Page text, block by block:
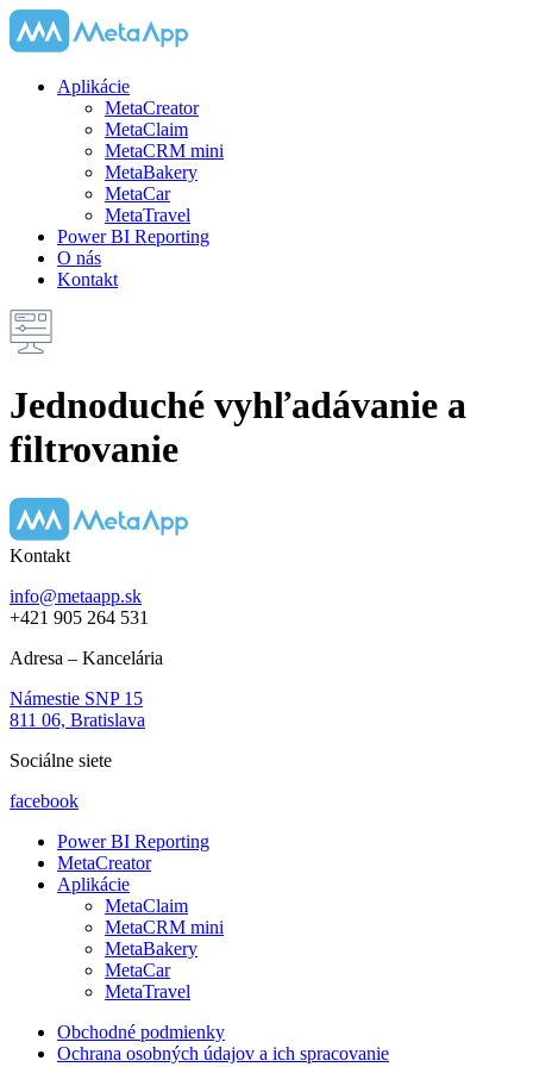
Aplikácie
MetaCreator
MetaClaim
MetaCRM mini
MetaBakery
MetaCar
MetaTravel
Power BI Reporting
O nás
Kontakt
Jednoduché vyhľadávanie a
filtrovanie
Kontakt
info@metaapp.sk
+421 905 264 531
Adresa – Kancelária
Námestie SNP 15
811 06, Bratislava
Sociálne siete
facebook
Power BI Reporting
MetaCreator
Aplikácie
MetaClaim
MetaCRM mini
MetaBakery
MetaCar
MetaTravel
Obchodné podmienky
Ochrana osobných údajov a ich spracovanie